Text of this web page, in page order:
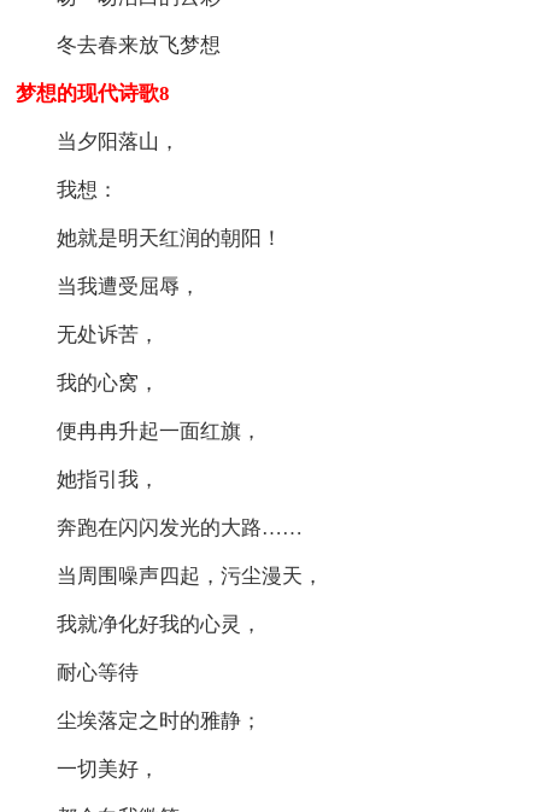
冬去春来放飞梦想
梦想的现代诗歌8
当夕阳落山，
我想：
她就是明天红润的朝阳！
当我遭受屈辱，
无处诉苦，
我的心窝，
便冉冉升起一面红旗，
她指引我，
奔跑在闪闪发光的大路……
当周围噪声四起，污尘漫天，
我就净化好我的心灵，
耐心等待
尘埃落定之时的雅静；
一切美好，